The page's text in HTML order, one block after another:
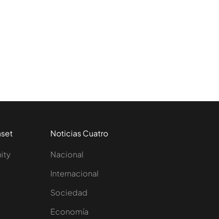
Noticias Cuatro
Nacional
Internacional
Sociedad
Economía